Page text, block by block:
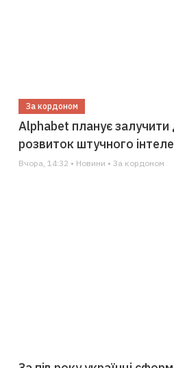
За кордоном
Alphabet планує
розвиток штучного
Вчора, 14:32 • Новини • За кордоном